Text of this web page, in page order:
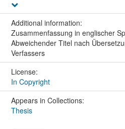
Additional information:
Zusammenfassung in englischer
Abweichender Titel nach
Verfassers
License:
In Copyright
Appears in Collections:
Thesis